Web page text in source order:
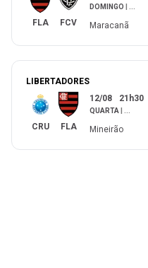
FLA FCV
DOMINGO
Maracanã
LIBERTADORES
CRU FLA
12/08 21h30
QUARTA
Mineirão